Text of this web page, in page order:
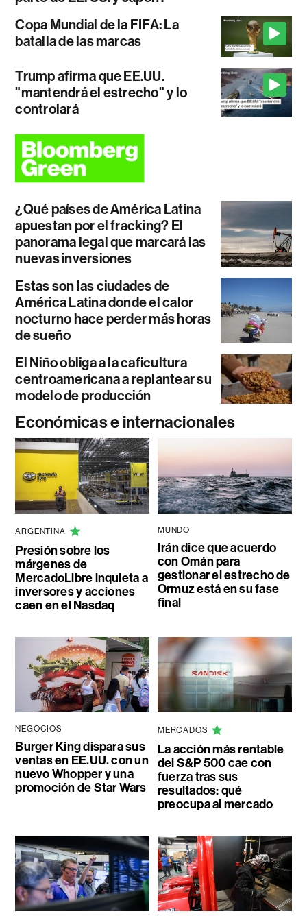
Copa Mundial de la FIFA: La
batalla de las marcas
Trump afirma que EE.UU.
"mantendrá el estrecho" y lo
controlará
¿Qué países de América Latina
apuestan por el fracking? El
panorama legal que marcará las
nuevas inversiones
Estas son las ciudades de
América Latina donde el calor
nocturno hace perder más horas
de sueño
El Niño obliga a la caficultura
centroamericana a replantear su
modelo de producción
Económicas e internacionales
ARGENTINA
Presión sobre los
márgenes de
MercadoLibre inquieta a
inversores y acciones
caen en el Nasdaq
MUNDO
Irán dice que acuerdo
con Omán para
gestionar el estrecho de
Ormuz está en su fase
final
NEGOCIOS
Burger King dispara sus
ventas en EE.UU. con un
nuevo Whopper y una
promoción de Star Wars
MERCADOS
La acción más rentable
del S&P 500 cae con
fuerza tras sus
resultados: qué
preocupa al mercado